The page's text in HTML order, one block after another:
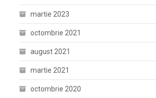
martie 2023
octombrie 2021
august 2021
martie 2021
octombrie 2020